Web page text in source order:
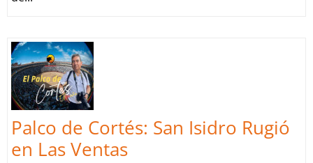
Palco de Cortés: San Isidro Rugió
en Las Ventas